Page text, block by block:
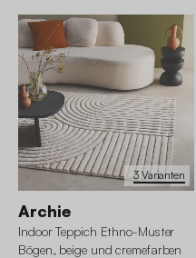
3 Varianten
Archie
Indoor Teppich Ethno-Muster
Bögen, beige und cremefarben